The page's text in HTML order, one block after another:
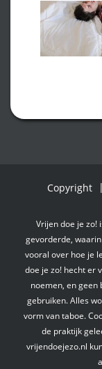
Copyright
Vrijen doe je zo!
gevorderde,
vooral over hoe je
doe je zo! hecht er
noemen, en
gebruiken. Alles
vorm van taboe.
de praktijk
vrijendoejezo.nl